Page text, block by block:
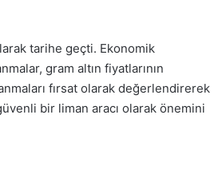
tarihe geçti. Ekonomik
gram altın fiyatlarının
fırsat olarak değerlendirerek
bir liman aracı olarak önemini